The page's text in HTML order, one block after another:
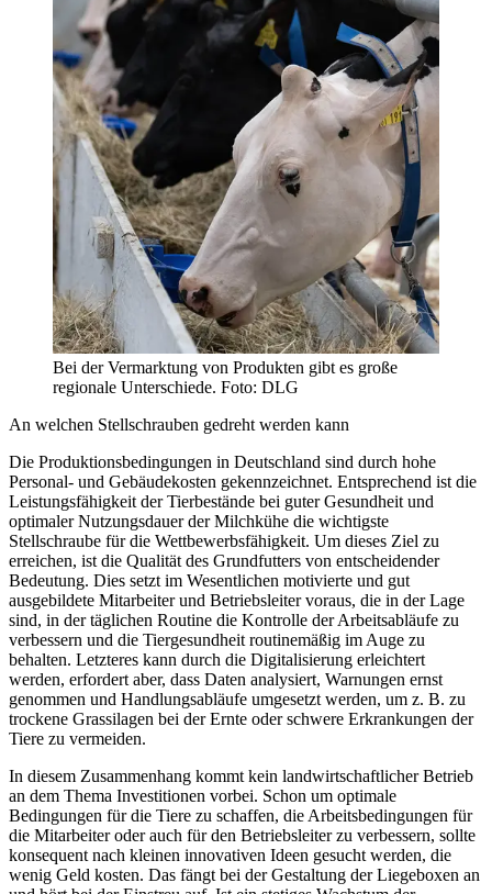
Bei der Vermarktung von Produkten gibt es große
regionale Unterschiede. Foto: DLG
An welchen Stellschrauben gedreht werden kann
Die Produktionsbedingungen in Deutschland sind durch hohe
Personal- und Gebäudekosten gekennzeichnet. Entsprechend ist die
Leistungsfähigkeit der Tierbestände bei guter Gesundheit und
optimaler Nutzungsdauer der Milchkühe die wichtigste
Stellschraube für die Wettbewerbsfähigkeit. Um dieses Ziel zu
erreichen, ist die Qualität des Grundfutters von entscheidender
Bedeutung. Dies setzt im Wesentlichen motivierte und gut
ausgebildete Mitarbeiter und Betriebsleiter voraus, die in der Lage
sind, in der täglichen Routine die Kontrolle der Arbeitsabläufe zu
verbessern und die Tiergesundheit routinemäßig im Auge zu
behalten. Letzteres kann durch die Digitalisierung erleichtert
werden, erfordert aber, dass Daten analysiert, Warnungen ernst
genommen und Handlungsabläufe umgesetzt werden, um z. B. zu
trockene Grassilagen bei der Ernte oder schwere Erkrankungen der
Tiere zu vermeiden.
In diesem Zusammenhang kommt kein landwirtschaftlicher Betrieb
an dem Thema Investitionen vorbei. Schon um optimale
Bedingungen für die Tiere zu schaffen, die Arbeitsbedingungen für
die Mitarbeiter oder auch für den Betriebsleiter zu verbessern, sollte
konsequent nach kleinen innovativen Ideen gesucht werden, die
wenig Geld kosten. Das fängt bei der Gestaltung der Liegeboxen an